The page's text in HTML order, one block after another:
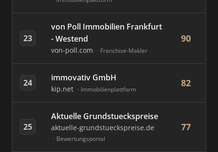
23
von Poll Immobilien Frankfurt
- Westend
von-poll.com Franchise-Makler
90
24 immovativ GmbH
kip.net Immobilienplattform
82
25
Aktuelle Grundstueckspreise
aktuelle-grundstueckspreise.de
Bewertungsportal
77